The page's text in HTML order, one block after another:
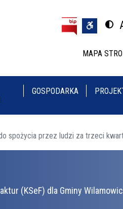
MAPA
GOSPODARKA
spożycia przez ludzi za trzeci
(KSeF) dla Gminy